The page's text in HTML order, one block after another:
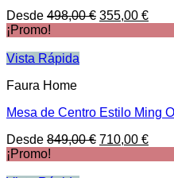
Desde 498,00€ El
355,00 €El
¡Promo!
Vista Rápida
Faura Home
Mesa de Centro Estilo Ming
Desde 849,00€ El
710,00 €El
¡Promo!